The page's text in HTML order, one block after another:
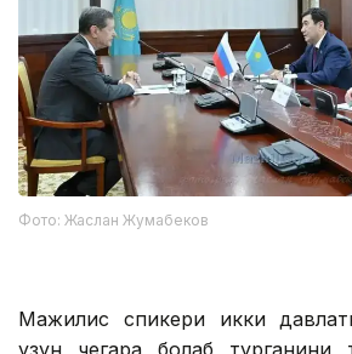
Фото: Жаслан Жумабеков
Мажилис спикери икки